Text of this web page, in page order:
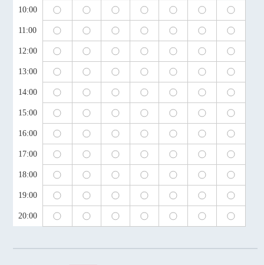
10:00
11:00
12:00
13:00
14:00
15:00
16:00
17:00
18:00
19:00
20:00